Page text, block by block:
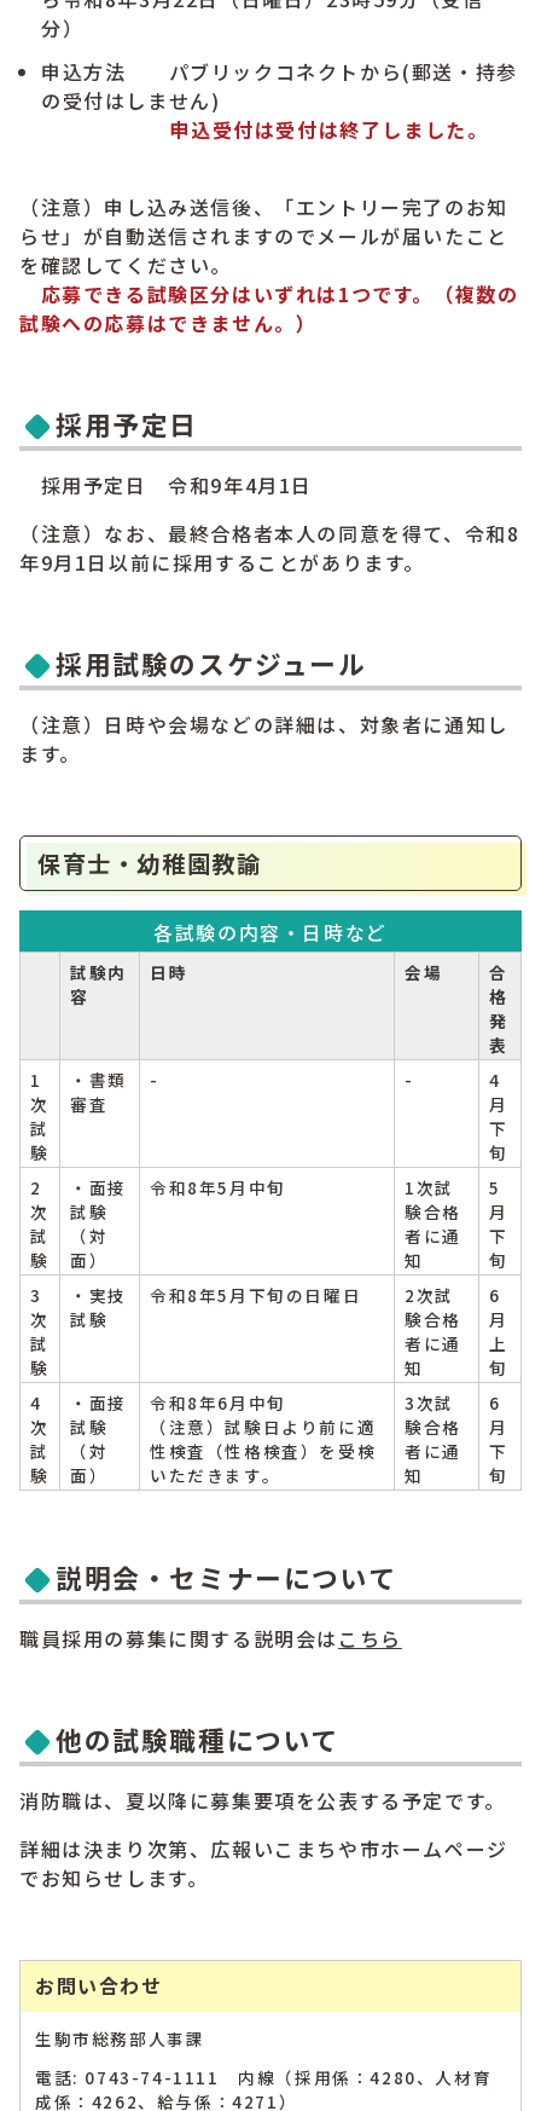
分）
申込方法 パブリックコネクトから(郵送・持参
の受付はしません)
申込受付は受付は終了しました。
（注意）申し込み送信後、「エントリー完了のお知
らせ」が自動送信されますのでメールが届いたこと
を確認してください。
応募できる試験区分はいずれは1つです。（複数の
試験への応募はできません。）
採用予定日
採用予定日 令和9年4月1日
（注意）なお、最終合格者本人の同意を得て、令和8
年9月1日以前に採用することがあります。
採用試験のスケジュール
（注意）日時や会場などの詳細は、対象者に通知し
ます。
保育士・幼稚園教諭
各試験の内容・日時など
試験内
容
日時 会場
合
格
発
表
1
次
試
験
・書類
審査
- -
4
月
下
旬
2
次
試
験
・面接
試験
（対
面）
令和8年5月中旬
1次試
験合格
者に通
知
5
月
下
旬
3
次
試
験
・実技
試験
令和8年5月下旬の日曜日
2次試
験合格
者に通
知
6
月
上
旬
4
次
試
験
・面接
試験
（対
面）
令和8年6月中旬
（注意）試験日より前に適
性検査（性格検査）を受検
いただきます。
3次試
験合格
者に通
知
6
月
下
旬
説明会・セミナーについて
職員採用の募集に関する説明会は こちら
他の試験職種について
消防職は、夏以降に募集要項を公表する予定です。
詳細は決まり次第、広報いこまちや市ホームページ
でお知らせします。
お問い合わせ
生駒市総務部人事課
電話: 0743-74-1111 内線（採用係：4280、人材育
成係：4262、給与係：4271）